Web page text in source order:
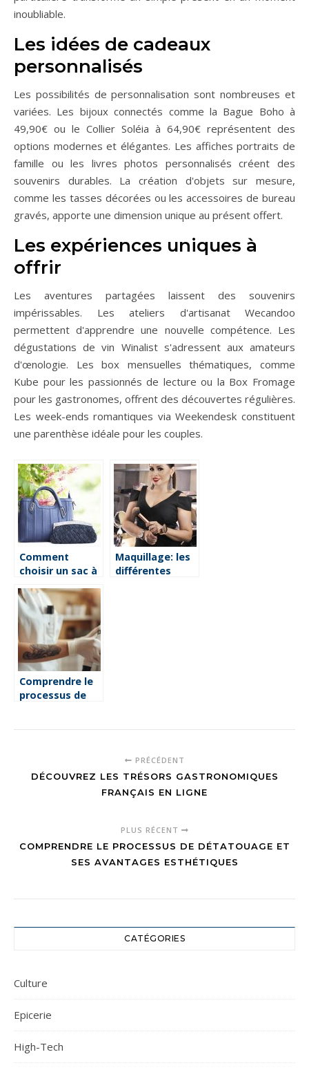
inoubliable.
Les idées de cadeaux
personnalisés
Les possibilités de personnalisation sont nombreuses et
variées. Les bijoux connectés comme la Bague Boho à
49,90€ ou le Collier Soléia à 64,90€ représentent des
options modernes et élégantes. Les affiches portraits de
famille ou les livres photos personnalisés créent des
souvenirs durables. La création d'objets sur mesure,
comme les tasses décorées ou les accessoires de bureau
gravés, apporte une dimension unique au présent offert.
Les expériences uniques à
offrir
Les aventures partagées laissent des souvenirs
impérissables. Les ateliers d'artisanat Wecandoo
permettent d'apprendre une nouvelle compétence. Les
dégustations de vin Winalist s'adressent aux amateurs
d'œnologie. Les box mensuelles thématiques, comme
Kube pour les passionnés de lecture ou la Box Fromage
pour les gastronomes, offrent des découvertes régulières.
Les week-ends romantiques via Weekendesk constituent
une parenthèse idéale pour les couples.
Comment
choisir un sac à
Maquillage: les
différentes
Comprendre le
processus de
PRÉCÉDENT
DÉCOUVREZ LES TRÉSORS GASTRONOMIQUES
FRANÇAIS EN LIGNE
PLUS RÉCENT
COMPRENDRE LE PROCESSUS DE DÉTATOUAGE ET
SES AVANTAGES ESTHÉTIQUES
CATÉGORIES
Culture
Epicerie
High-Tech